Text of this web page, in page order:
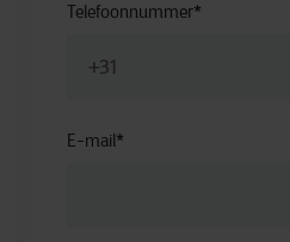
Telefoonnummer*
E-mail*